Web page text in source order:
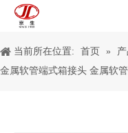
当前所在位置: 首页 »
金属软管端式箱接头 金属软